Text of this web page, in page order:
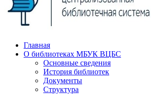
Главная
О библиотеках МБУК ВЦБС
Основные сведения
История библиотек
Документы
Структура